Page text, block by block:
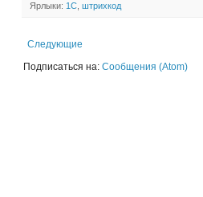
Ярлыки: 1С, штрихкод
Следующие
Подписаться на: Сообщения (Atom)